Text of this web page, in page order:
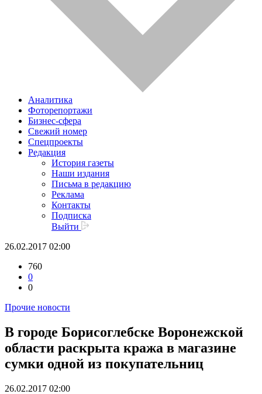
Аналитика
Фоторепортажи
Бизнес-сфера
Свежий номер
Спецпроекты
Редакция
История газеты
Наши издания
Письма в редакцию
Реклама
Контакты
Подписка
Выйти
26.02.2017 02:00
760
0
0
Прочие новости
В городе Борисоглебске Воронежской
области раскрыта кража в магазине
сумки одной из покупательниц
26.02.2017 02:00